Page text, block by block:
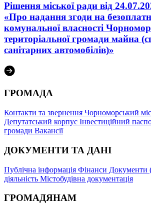
Рішення міської ради від
«Про надання згоди на
комунальної власності
територіальної громади майна
санітарних автомобілів)»
ГРОМАДА
Контакти та звернення Чорноморський
Депутатський корпус Інвестиційний
громади Вакансії
ДОКУМЕНТИ ТА ДАНІ
Публічна інформація Фінанси
діяльність Містобудівна документація
ГРОМАДЯНАМ